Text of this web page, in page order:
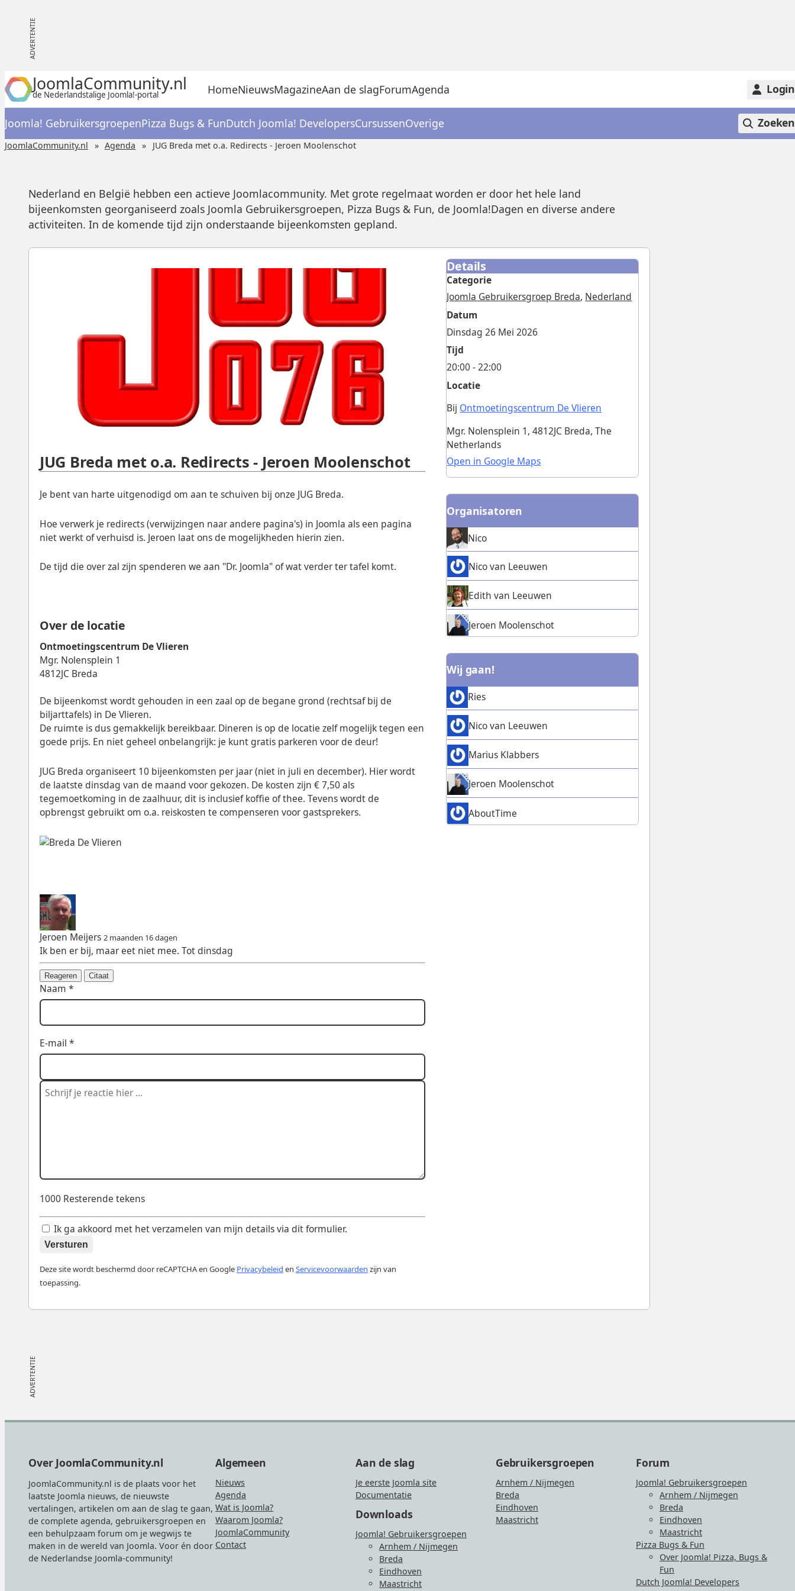
JoomlaCommunity.nl
de Nederlandstalige Joomla!-portal HomeNieuwsMagazineAan de slagForumAgenda Login
Joomla! GebruikersgroepenPizza Bugs & FunDutch Joomla! DevelopersCursussenOverige Zoeken
JoomlaCommunity.nl Agenda JUG Breda met o.a. Redirects - Jeroen Moolenschot
Nederland en België hebben een actieve Joomlacommunity. Met grote regelmaat worden er door het hele land
bijeenkomsten georganiseerd zoals Joomla Gebruikersgroepen, Pizza Bugs & Fun, de Joomla!Dagen en diverse andere
activiteiten. In de komende tijd zijn onderstaande bijeenkomsten gepland.
JUG Breda met o.a. Redirects - Jeroen Moolenschot
Je bent van harte uitgenodigd om aan te schuiven bij onze JUG Breda.
Hoe verwerk je redirects (verwijzingen naar andere pagina's) in Joomla als een pagina
niet werkt of verhuisd is. Jeroen laat ons de mogelijkheden hierin zien.
De tijd die over zal zijn spenderen we aan "Dr. Joomla" of wat verder ter tafel komt.
Over de locatie
Ontmoetingscentrum De Vlieren
Mgr. Nolensplein 1
4812JC Breda
De bijeenkomst wordt gehouden in een zaal op de begane grond (rechtsaf bij de
biljarttafels) in De Vlieren.
De ruimte is dus gemakkelijk bereikbaar. Dineren is op de locatie zelf mogelijk tegen een
goede prijs. En niet geheel onbelangrijk: je kunt gratis parkeren voor de deur!
JUG Breda organiseert 10 bijeenkomsten per jaar (niet in juli en december). Hier wordt
de laatste dinsdag van de maand voor gekozen. De kosten zijn € 7,50 als
tegemoetkoming in de zaalhuur, dit is inclusief koffie of thee. Tevens wordt de
opbrengst gebruikt om o.a. reiskosten te compenseren voor gastsprekers.
Jeroen Meijers 2 maanden 16 dagen
Ik ben er bij, maar eet niet mee. Tot dinsdag
Reageren Citaat
Naam *
E-mail *
1000 Resterende tekens
Ik ga akkoord met het verzamelen van mijn details via dit formulier.
Versturen
Deze site wordt beschermd door reCAPTCHA en Google Privacybeleid en Servicevoorwaarden zijn van
toepassing.
Details
Categorie
Joomla Gebruikersgroep Breda, Nederland
Datum
Dinsdag 26 Mei 2026
Tijd
20:00 - 22:00
Locatie
Bij Ontmoetingscentrum De Vlieren
Mgr. Nolensplein 1, 4812JC Breda, The
Netherlands
Open in Google Maps
Organisatoren
Nico
Nico van Leeuwen
Edith van Leeuwen
Jeroen Moolenschot
Wij gaan!
Ries
Nico van Leeuwen
Marius Klabbers
Jeroen Moolenschot
AboutTime
Over JoomlaCommunity.nl
JoomlaCommunity.nl is de plaats voor het
laatste Joomla nieuws, de nieuwste
vertalingen, artikelen om aan de slag te gaan,
de complete agenda, gebruikersgroepen en
een behulpzaam forum om je wegwijs te
maken in de wereld van Joomla. Voor én door
de Nederlandse Joomla-community!
Algemeen
Nieuws
Agenda
Wat is Joomla?
Waarom Joomla?
JoomlaCommunity
Contact
Aan de slag
Je eerste Joomla site
Documentatie
Downloads
Joomla! Gebruikersgroepen
Arnhem / Nijmegen
Breda
Eindhoven
Maastricht
Gebruikersgroepen
Arnhem / Nijmegen
Breda
Eindhoven
Maastricht
Forum
Joomla! Gebruikersgroepen
Arnhem / Nijmegen
Breda
Eindhoven
Maastricht
Pizza Bugs & Fun
Over Joomla! Pizza, Bugs &
Fun
Dutch Joomla! Developers